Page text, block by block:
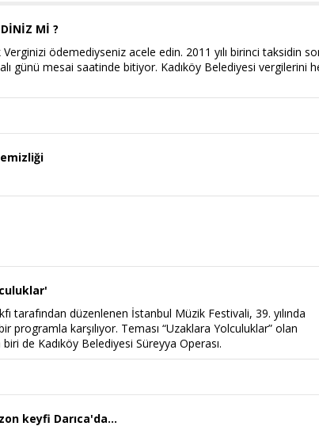
Mİ ?
ödemediyseniz acele edin. 2011 yılı birinci taksidin
günü mesai saatinde bitiyor. Kadıköy Belediyesi vergilerini
tarafından düzenlenen İstanbul Müzik Festivali, 39. yılında
programla karşılıyor. Teması “Uzaklara Yolculuklar” olan
de Kadıköy Belediyesi Süreyya Operası.
keyfi Darıca'da...